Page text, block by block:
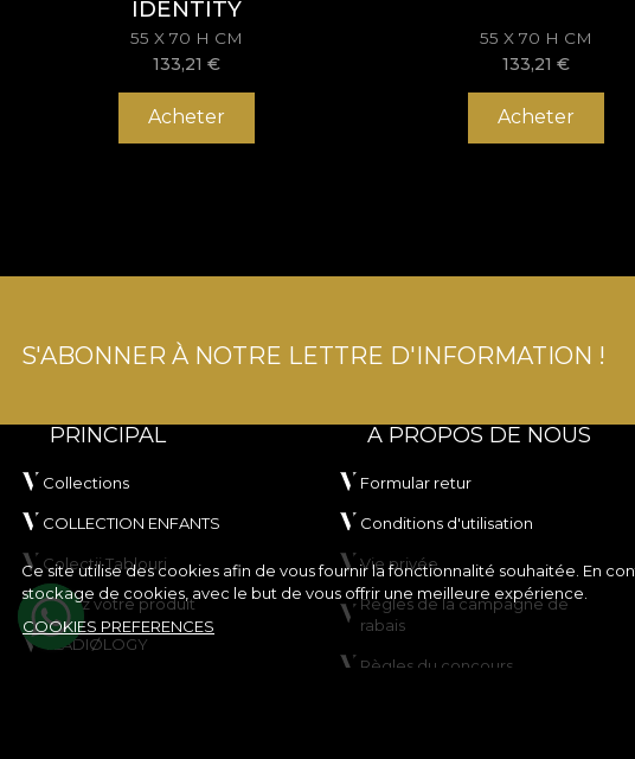
IDENTITY
55 X 70 H CM
133,21€
Acheter
55 X 70 H CM
133,21€
Acheter
Ce site utilise des cookies afin de vous fournir la fonctionnalité souhaitée. En
stockage de cookies, avec le but de vous offrir une meilleure expérience.
COOKIES PREFERENCES
S'ABONNER À NOTRE LETTRE D'INFORMATION !
PRINCIPAL
Collections
COLLECTION ENFANTS
Colectii Tablouri
Créez votre produit
VLADIØLOGY
A PROPOS DE NOUS
Formular retur
Conditions d'utilisation
Vie privée
Règles de la campagne de
rabais
Règles du concours